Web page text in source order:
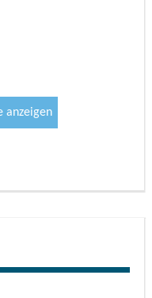
für militärische
wurde 1954 durch
Jahre 1859
erneuert, weitere
ist die Dorfkirche
Kirchenkonzerte und
anzeigen